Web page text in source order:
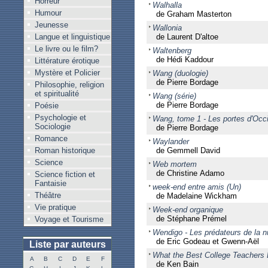
Humour
Jeunesse
Langue et linguistique
Le livre ou le film?
Littérature érotique
Mystère et Policier
Philosophie, religion
et spiritualité
Poésie
Psychologie et
Sociologie
Romance
Roman historique
Science
Science fiction et
Fantaisie
Théâtre
Vie pratique
Voyage et Tourisme
Liste par auteurs
A B C D E
F
Walhalla
de Graham Masterton
Wallonia
de Laurent D'altoe
Waltenberg
de Hédi Kaddour
Wang (duologie)
de Pierre Bordage
Wang (série)
de Pierre Bordage
Wang, tome 1 - Les portes
de Pierre Bordage
Waylander
de Gemmell David
Web mortem
de Christine Adamo
week-end entre amis (Un)
de Madelaine Wickham
Week-end organique
de Stéphane Prémel
Wendigo - Les prédateurs de la
de Eric Godeau et Gwenn-Aël
What the Best College Teachers
de Ken Bain